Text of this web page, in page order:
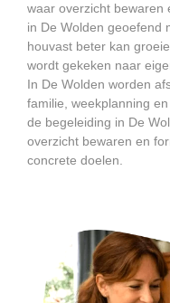
waar overzicht bewaren
in De Wolden geoefend
houvast beter kan
wordt gekeken naar
In De Wolden worden
familie, weekplanning
de begeleiding in De
overzicht bewaren en
concrete doelen.